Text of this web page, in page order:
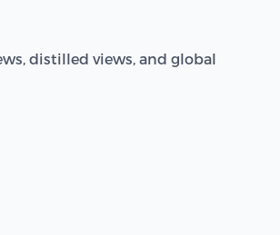
distilled views, and global